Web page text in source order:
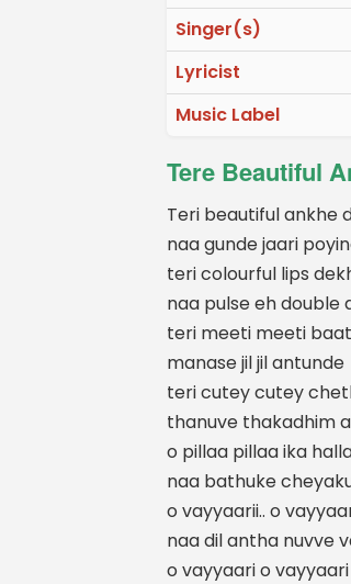
Singer(s)
Lyricist
Music Label
Tere Beautiful
Teri beautiful ankhe
naa gunde jaari
teri colourful lips
naa pulse eh double
teri meeti meeti
manase jil jil antunde
teri cutey cutey
thanuve thakadhim
o pillaa pillaa ika
naa bathuke
o vayyaarii.. o
naa dil antha nuvve
o vayyaari o